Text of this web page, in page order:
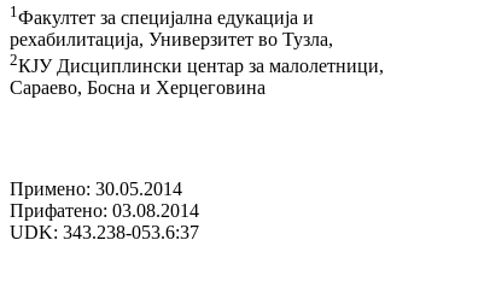
1 Факултет за специјална едукација и
рехабилитација, Универзитет во Тузла,
2КЈУ Дисциплински центар за малолетници,
Сараево, Босна и Херцеговина
Примено: 30.05.2014
Прифатено: 03.08.2014
UDK: 343.238-053.6:37